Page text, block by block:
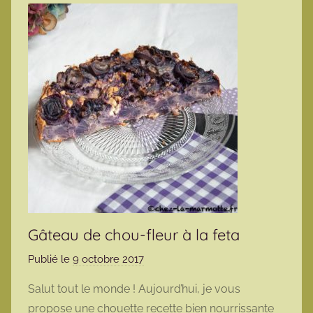
Gâteau de chou-fleur à la feta
Publié le 9 octobre 2017
r
Salut tout le monde ! Aujourd’hui, je vous
propose une chouette recette bien nourrissante